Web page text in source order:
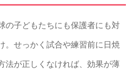
子どもたちにも保護者にも対
。せっかく試合や練習前に日焼
法が正しくなければ、効果が薄